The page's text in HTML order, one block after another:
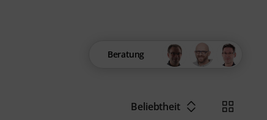
Beratung
Beliebtheit